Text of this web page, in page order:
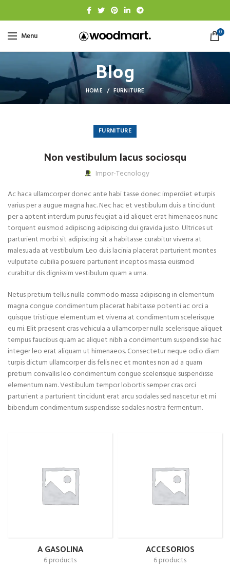
Menu 0
Blog
HOME FURNITURE
FURNITURE
Non vestibulum lacus sociosqu
Impor-Tecnology
Ac haca ullamcorper donec ante habi tasse donec imperdiet eturpis
varius per a augue magna hac. Nec hac et vestibulum duis a tincidunt
per a aptent interdum purus feugiat a id aliquet erat himenaeos nunc
torquent euismod adipiscing adipiscing dui gravida justo. Ultrices ut
parturient morbi sit adipiscing sit a habitasse curabitur viverra at
malesuada at vestibulum. Leo duis lacinia placerat parturient montes
vulputate cubilia posuere parturient inceptos massa euismod
curabitur dis dignissim vestibulum quam a urna.
Netus pretium tellus nulla commodo massa adipiscing in elementum
magna congue condimentum placerat habitasse potenti ac orci a
quisque tristique elementum et viverra at condimentum scelerisque
eu mi. Elit praesent cras vehicula a ullamcorper nulla scelerisque aliquet
tempus faucibus quam ac aliquet nibh a condimentum suspendisse hac
integer leo erat aliquam ut himenaeos. Consectetur neque odio diam
turpis dictum ullamcorper dis felis nec et montes non ad a quam
pretium convallis leo condimentum congue scelerisque suspendisse
elementum nam. Vestibulum tempor lobortis semper cras orci
parturient a parturient tincidunt erat arcu sodales sed nascetur et mi
bibendum condimentum suspendisse sodales nostra fermentum.
A GASOLINA
6 products
ACCESORIOS
6 products